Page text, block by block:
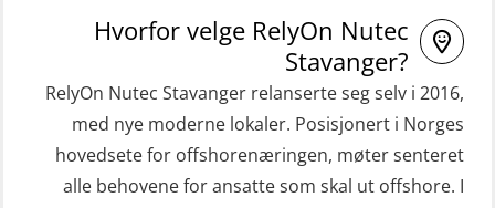
inkl. Brannslukking og Førstehjelp-
sivile mannskaper (FSC119)
Helikopterevakuering med HABD,
inkl. brannslukning (FSC121)
Hjertestarter brukerkurs (OFA107)
32 t (MSE1031)
STCW Mann-Over-Bord
(hurtiggående) 32 t m/mørkekjøring
(MSE112)
STCW Redningsfarkost oppdatering
Hvorfor velge RelyOn Nutec
Stavanger?
RelyOn Nutec Stavanger relanserte seg selv i 2016,
med nye moderne lokaler. Posisjonert i Norges
hovedsete for offshorenæringen, møter senteret
alle behovene for ansatte som skal ut offshore. I